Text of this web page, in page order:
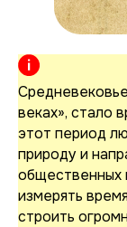
веках», стало
этот период
природу и
общественных
измерять
строить